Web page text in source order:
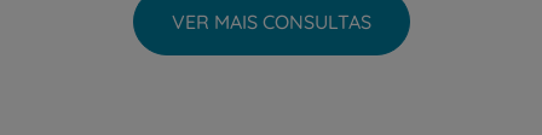
VER MAIS CONSULTAS